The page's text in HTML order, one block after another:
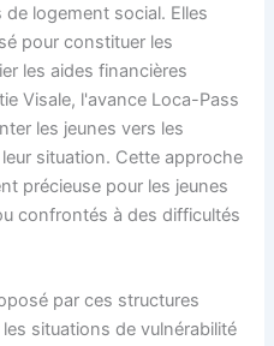
logement social. Elles
pour constituer les
les aides financières
Visale, l'avance Loca-Pass
les jeunes vers les
situation. Cette approche
précieuse pour les jeunes
confrontés à des difficultés
par ces structures
situations de vulnérabilité